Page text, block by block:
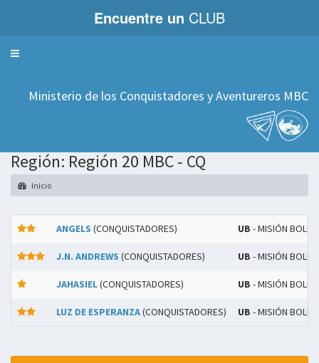
Encuentre un CLUB
Servicios
Ministerio de los Conquistadores y Aventureros MBC
Región: Región 20 MBC - CQ
Inicio
ANGELS (CONQUISTADORES) UB - MISIÓN
J.N. ANDREWS (CONQUISTADORES) UB - MISIÓN
JAHASIEL(CONQUISTADORES) UB - MISIÓN
LUZ DE ESPERANZA(CONQUISTADORES) UB - MISIÓN